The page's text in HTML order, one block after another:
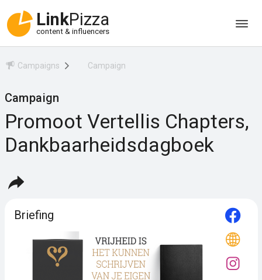
LinkPizza
content & influencers
Campaigns Campaign
Campaign
Promoot Vertellis Chapters,
Dankbaarheidsdagboek
Briefing